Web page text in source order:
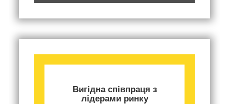
Вигідна співпраця з
лідерами ринку